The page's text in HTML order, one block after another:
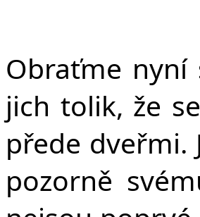
Obraťme nyní
jich tolik, že
přede dveřmi.
pozorně